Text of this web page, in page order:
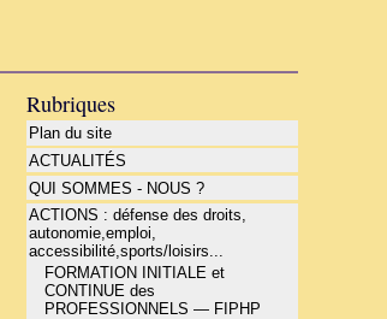
Rubriques
Plan du site
ACTUALITÉS
QUI SOMMES - NOUS ?
ACTIONS : défense des droits,
autonomie,emploi,
accessibilité,sports/loisirs...
FORMATION INITIALE et
CONTINUE des
PROFESSIONNELS — FIPHP